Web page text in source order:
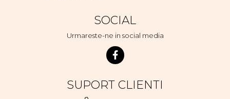
SOCIAL
Urmareste-ne in social media
SUPORT CLIENTI